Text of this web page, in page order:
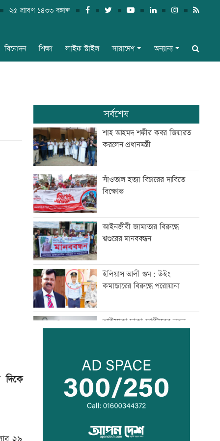
২৫ শ্রাবণ ১৪৩৩ বঙ্গাব্দ
বিনোদন শিক্ষা লাইফ স্টাইল সারাদেশ অন্যান্য
দিকে
সর্বশেষ
শাহ আহমদ শফীর কবর জিয়ারত
করলেন প্রধানমন্ত্রী
সাঁওতাল হত্যা বিচারের দাবিতে
বিক্ষোভ
আইনজীবী জামাতার বিরুদ্ধে
শ্বশুরের মানববন্ধন
ইলিয়াস আলী গুম: উইং
কমান্ডারের বিরুদ্ধে পরোয়ানা
আইসাকা ঢাকা চ্যাপ্টারের নতুন
প্রবীণ সাংবাদিক মৃণাল কৃষ্ণ আর
নেই
করতে চাই: প্রধানমন্ত্রী